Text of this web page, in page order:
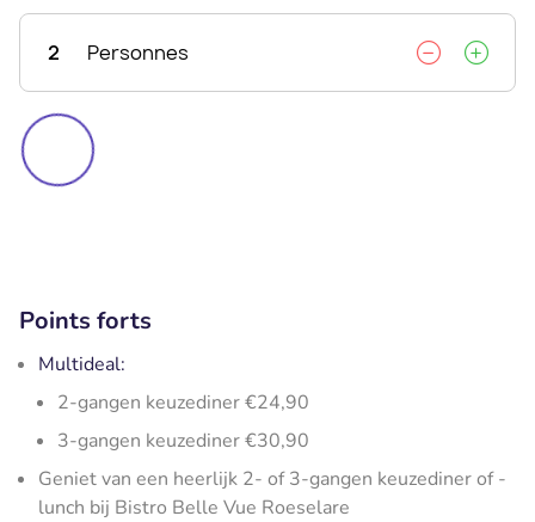
2 Personnes
Points forts
Multideal:
2-gangen keuzediner €24,90
3-gangen keuzediner €30,90
Geniet van een heerlijk 2- of 3-gangen keuzediner of -
lunch bij Bistro Belle Vue Roeselare